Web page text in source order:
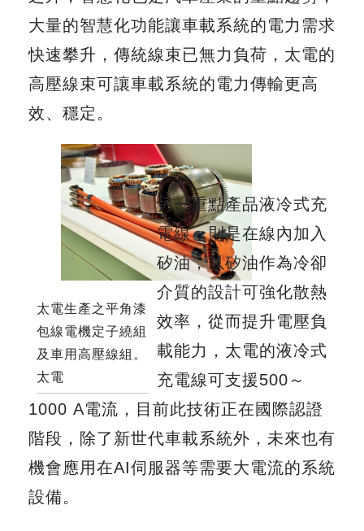
大量的智慧化功能讓車載系統的電力需求
快速攀升，傳統線束已無力負荷，太電的
高壓線束可讓車載系統的電力傳輸更高
效、穩定。
太電生產之平角漆
包線電機定子繞組
及車用高壓線組。
太電
另一重點產品液冷式充
電線，則是在線內加入
矽油，以矽油作為冷卻
介質的設計可強化散熱
效率，從而提升電壓負
載能力，太電的液冷式
充電線可支援500～
1000 A電流，目前此技術正在國際認證
階段，除了新世代車載系統外，未來也有
機會應用在AI伺服器等需要大電流的系統
設備。